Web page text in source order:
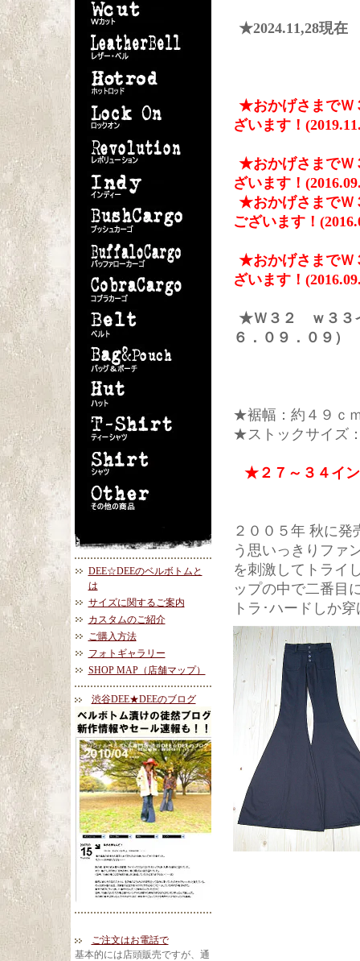
DEE☆DEEのベルボトムと
は
サイズに関するご案内
カスタムのご紹介
ご購入方法
フォトギャラリー
SHOP MAP（店舗マップ）
渋谷DEE★DEEのブログ
ご注文はお電話で
基本的には店頭販売ですが、通
★2024.11,28現
★おかげさまでＷ
ざいます！
★おかげさまでＷ
ざいます！
★おかげさまでＷ
ございます！
★おかげさまでＷ
ざいます！
★Ｗ３２ ｗ３３
６．０９．０９）
★裾幅：約４９ｃ
★ストックサイズ
★２７～３４イ
２００５年 秋に
う思いっきりファ
を刺激してトライ
ップの中で二番目
トラ･ハードしか